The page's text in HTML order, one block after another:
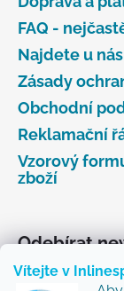
Vítejte v
FAQ -
Najdete u
Zásady
Obchodní
Reklamační
Vzorový
zboží
Odebírat
Vložte svůj e-